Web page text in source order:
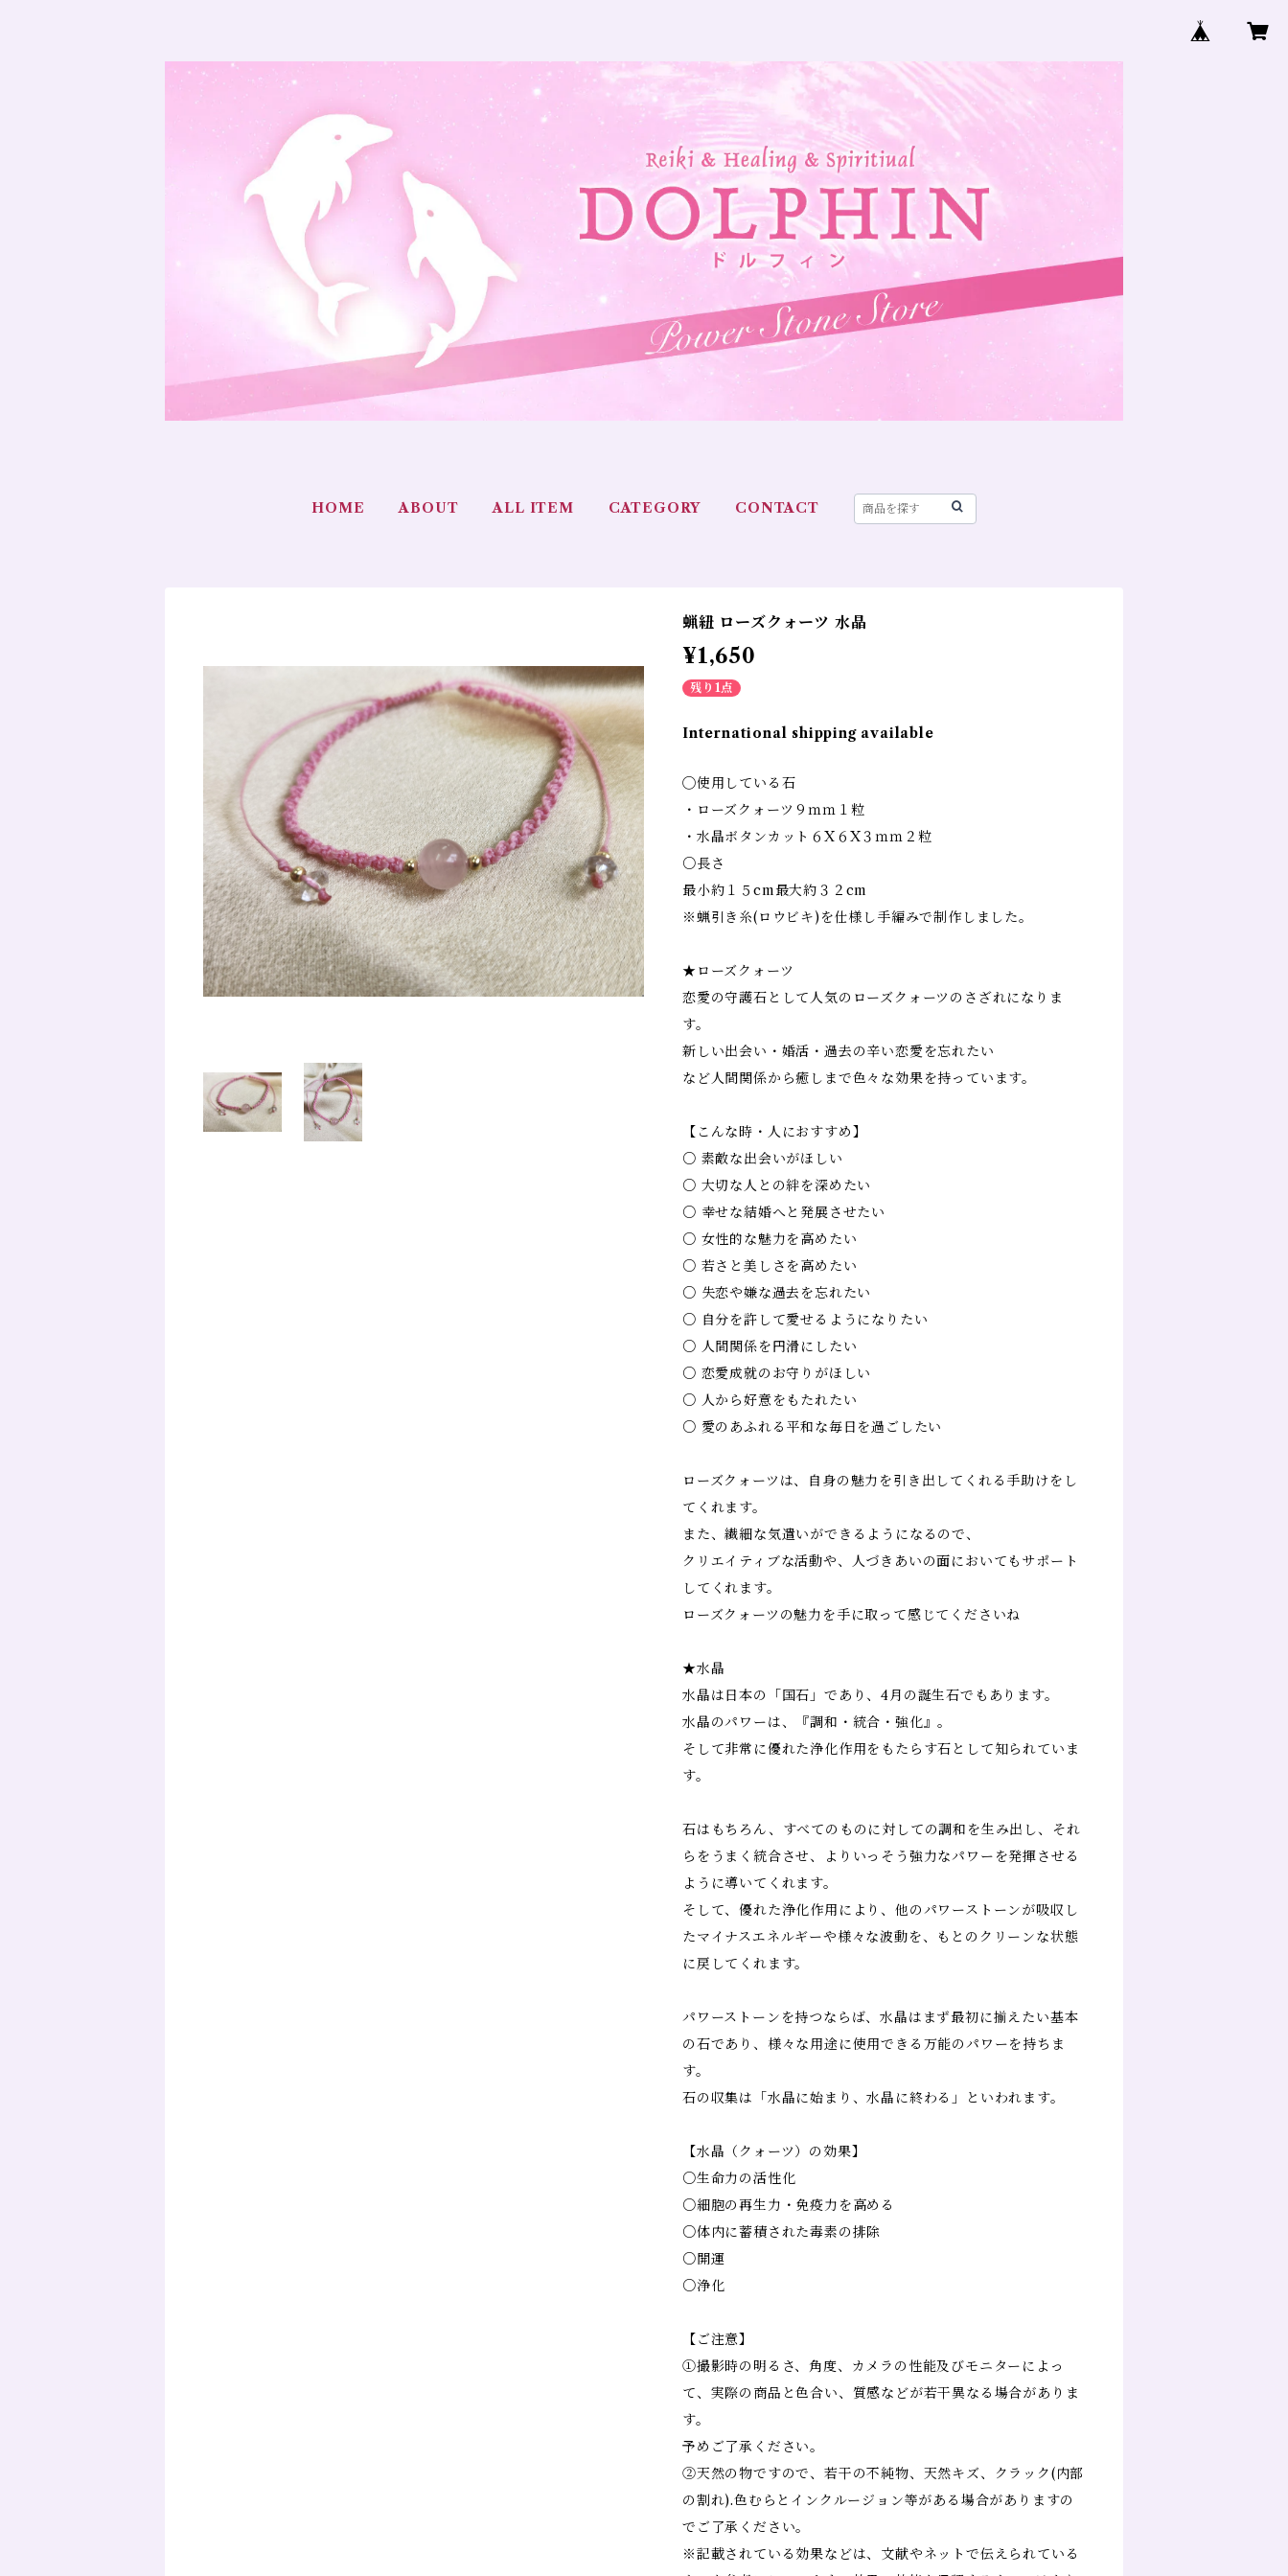
HOME ABOUT ALL ITEM CATEGORY CONTACT
蝋紐 ローズクォーツ 水晶
¥1,650
残り1点
International shipping available
◯使用している石
・ローズクォーツ９ｍｍ１粒
・水晶ボタンカット６X６X３ｍｍ２粒
○長さ
最小約１５cm最大約３２cm
※蝋引き糸(ロウビキ)を仕様し手編みで制作しました。
★ローズクォーツ
恋愛の守護石として人気のローズクォーツのさざれになりま
す。
新しい出会い・婚活・過去の辛い恋愛を忘れたい
など人間関係から癒しまで色々な効果を持っています。
【こんな時・人におすすめ】
○ 素敵な出会いがほしい
○ 大切な人との絆を深めたい
○ 幸せな結婚へと発展させたい
○ 女性的な魅力を高めたい
○ 若さと美しさを高めたい
○ 失恋や嫌な過去を忘れたい
○ 自分を許して愛せるようになりたい
○ 人間関係を円滑にしたい
○ 恋愛成就のお守りがほしい
○ 人から好意をもたれたい
○ 愛のあふれる平和な毎日を過ごしたい
ローズクォーツは、自身の魅力を引き出してくれる手助けをし
てくれます。
また、繊細な気遣いができるようになるので、
クリエイティブな活動や、人づきあいの面においてもサポート
してくれます。
ローズクォーツの魅力を手に取って感じてくださいね
★水晶
水晶は日本の「国石」であり、4月の誕生石でもあります。
水晶のパワーは、『調和・統合・強化』。
そして非常に優れた浄化作用をもたらす石として知られていま
す。
石はもちろん、すべてのものに対しての調和を生み出し、それ
らをうまく統合させ、よりいっそう強力なパワーを発揮させる
ように導いてくれます。
そして、優れた浄化作用により、他のパワーストーンが吸収し
たマイナスエネルギーや様々な波動を、もとのクリーンな状態
に戻してくれます。
パワーストーンを持つならば、水晶はまず最初に揃えたい基本
の石であり、様々な用途に使用できる万能のパワーを持ちま
す。
石の収集は「水晶に始まり、水晶に終わる」といわれます。
【水晶（クォーツ）の効果】
○生命力の活性化
○細胞の再生力・免疫力を高める
○体内に蓄積された毒素の排除
○開運
○浄化
【ご注意】
①撮影時の明るさ、角度、カメラの性能及びモニターによっ
て、実際の商品と色合い、質感などが若干異なる場合がありま
す。
予めご了承ください。
②天然の物ですので、若干の不純物、天然キズ、クラック(内部
の割れ).色むらとインクルージョン等がある場合がありますの
でご了承ください。
※記載されている効果などは、文献やネットで伝えられている